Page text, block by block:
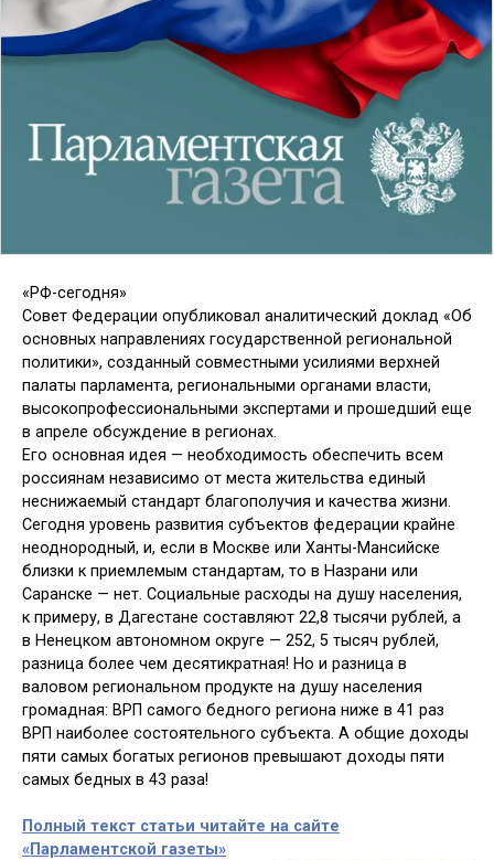
«РФ-сегодня»
Совет Федерации опубликовал аналитический доклад «Об
основных направлениях государственной региональной
политики», созданный совместными усилиями верхней
палаты парламента, региональными органами власти,
высокопрофессиональными экспертами и прошедший еще
в апреле обсуждение в регионах.
Его основная идея — необходимость обеспечить всем
россиянам независимо от места жительства единый
неснижаемый стандарт благополучия и качества жизни.
Сегодня уровень развития субъектов федерации крайне
неоднородный, и, если в Москве или Ханты-Мансийске
близки к приемлемым стандартам, то в Назрани или
Саранске — нет. Социальные расходы на душу населения,
к примеру, в Дагестане составляют 22,8 тысячи рублей, а
в Ненецком автономном округе — 252, 5 тысяч рублей,
разница более чем десятикратная! Но и разница в
валовом региональном продукте на душу населения
громадная: ВРП самого бедного региона ниже в 41 раз
ВРП наиболее состоятельного субъекта. А общие доходы
пяти самых богатых регионов превышают доходы пяти
самых бедных в 43 раза!
Полный текст статьи читайте на сайте
«Парламентской газеты»